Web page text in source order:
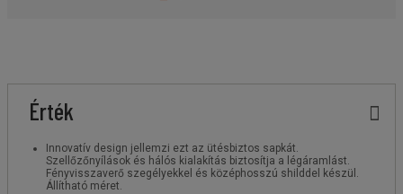
Érték
Innovatív design jellemzi ezt az ütésbiztos sapkát.
Szellőzőnyílások és hálós kialakítás biztosítja a légáramlást.
Fényvisszaverő szegélyekkel és középhosszú shilddel készül.
Állítható méret.